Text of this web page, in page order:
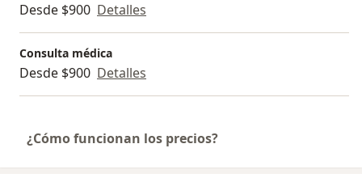
Desde $900 Detalles
Consulta médica
Desde $900 Detalles
¿Cómo funcionan los precios?